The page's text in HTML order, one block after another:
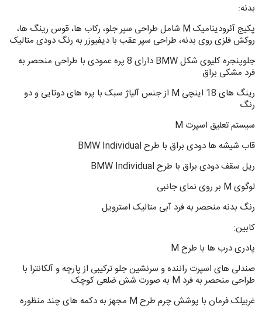
بدنه:
پکیج آئرودینامیک M شامل طراحی سپر جلو، رکاب ها، قوس رینگ ها،
روکش فلزی روی بدنه، طراحی سپر عقب با دیفیوزر به رنگ دودی متالیک
جلوپنجره کلیوی شکل BMW دارای 8 پره عمودی با طراحی منحصر به
فرد مشکی براق
رینگ های 18 اینچی M از جنس آلیاژ سبک با پره های دوتایی و دو
رنگ
سیستم تعلیق اسپرت M
قاب شیشه ها دودی براق با طرح BMW Individual
ریل سقف دودی براق با طرح BMW Individual
لوگوی M بر روی نمای جانبی
رنگ بدنه منحصر به فرد آبی متالیک استرویل
کابین:
پادری درب ها با طرح M
صندلی های اسپرت راننده و سرنشین جلو ترکیبی از پارچه و آلکانترا با
طراحی منحصر به فرد M به صورت شش ضلعی کوچک
غربیلک فرمان با پوشش چرم طرح M مجهز به دکمه های چند منظوره